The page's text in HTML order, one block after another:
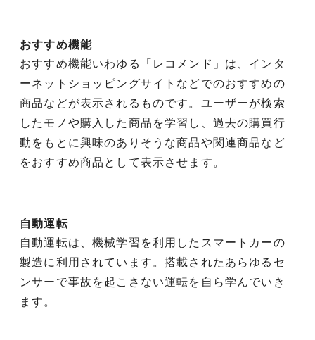
おすすめ機能
おすすめ機能いわゆる「レコメンド」は、インタ
ーネットショッピングサイトなどでのおすすめの
商品などが表示されるものです。ユーザーが検索
したモノや購入した商品を学習し、過去の購買行
動をもとに興味のありそうな商品や関連商品など
をおすすめ商品として表示させます。
自動運転
自動運転は、機械学習を利用したスマートカーの
製造に利用されています。搭載されたあらゆるセ
ンサーで事故を起こさない運転を自ら学んでいき
ます。